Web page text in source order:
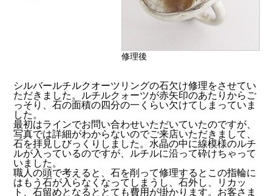
修理後
シルバールチルクオーツリングの石欠け修理をさせてい
ただきました。ルチルクォーツが赤矢印のあたりからご
っそり、石の面積の四分の一くらい欠けてしまっていま
した。
最初はラインでお問い合わせいただいていたのですが、
写真では詳細がわからないのでご来店いただきまして、
石を拝見しびっくりしました。水晶の中に線模様のルチ
ルが入っているのですが、ルチルに沿って砕けちゃって
いました。
職人の頭で考えると、石を削って修理するとこの指輪に
はもう石が入らなくなってしまうし、石外し、リカッ
ト、石留めとなるととても費用が掛かります。お客さま